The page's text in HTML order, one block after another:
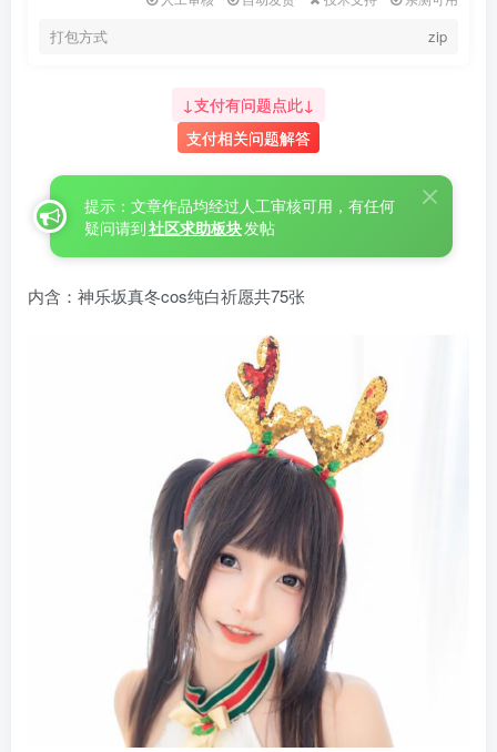
打包方式 zip
↓支付有问题点此↓
支付相关问题解答
提示：文章作品均经过人工审核可用，有任何
疑问请到社区求助板块发帖
内含：神乐坂真冬cos纯白祈愿共75张